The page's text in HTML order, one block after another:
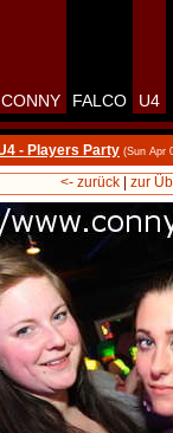
CONNY FALCO U4
- Players Party (Sun Apr
<- zurück| zur